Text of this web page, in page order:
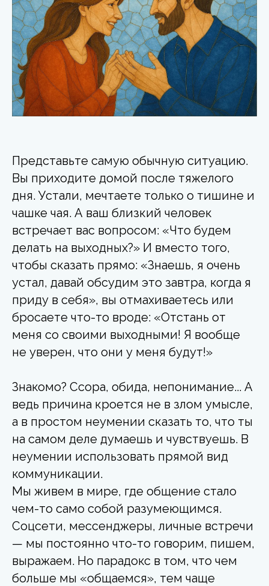
Представьте самую обычную ситуацию.
Вы приходите домой после тяжелого
дня. Устали, мечтаете только о тишине и
чашке чая. А ваш близкий человек
встречает вас вопросом: «Что будем
делать на выходных?» И вместо того,
чтобы сказать прямо: «Знаешь, я очень
устал, давай обсудим это завтра, когда я
приду в себя», вы отмахиваетесь или
бросаете что-то вроде: «Отстань от
меня со своими выходными! Я вообще
не уверен, что они у меня будут!»
Знакомо? Ссора, обида, непонимание... А
ведь причина кроется не в злом умысле,
а в простом неумении сказать то, что ты
на самом деле думаешь и чувствуешь. В
неумении использовать прямой вид
коммуникации.
Мы живем в мире, где общение стало
чем-то само собой разумеющимся.
Соцсети, мессенджеры, личные встречи
— мы постоянно что-то говорим, пишем,
выражаем. Но парадокс в том, что чем
больше мы «общаемся», тем чаще